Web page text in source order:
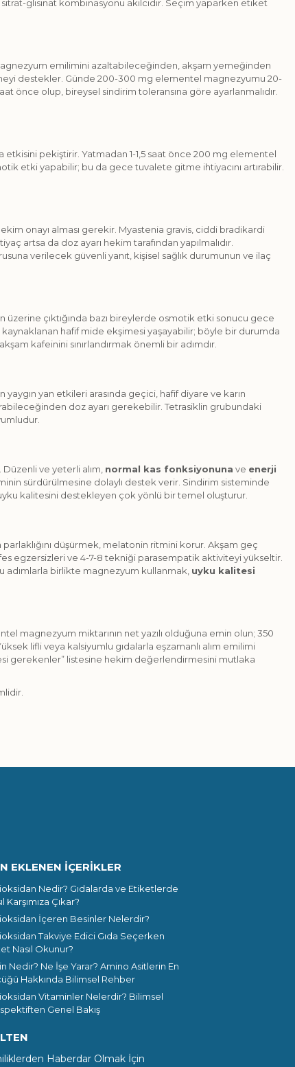
glisinat kombinasyonu akılcıdır. Seçim yaparken etiket
emilimini azaltabileceğinden, akşam yemeğinden
destekler. Günde 200-300 mg elementel magnezyumu 20-
önce olup, bireysel sindirim toleransına göre ayarlanmalıdır.
pekiştirir. Yatmadan 1-1,5 saat önce 200 mg elementel
etki yapabilir; bu da gece tuvalete gitme ihtiyacını artırabilir.
onayı alması gerekir. Myastenia gravis, ciddi bradikardi
artsa da doz ayarı hekim tarafından yapılmalıdır.
verilecek güvenli yanıt, kişisel sağlık durumunun ve ilaç
çıktığında bazı bireylerde osmotik etki sonucu gece
hafif mide ekşimesi yaşayabilir; böyle bir durumda
kafeinini sınırlandırmak önemli bir adımdır.
yan etkileri arasında geçici, hafif diyare ve karın
doz ayarı gerekebilir. Tetrasiklin grubundaki
ve yeterli alım, normal kas fonksiyonuna ve enerji
sürdürülmesine dolaylı destek verir. Sindirim sisteminde
kalitesini destekleyen çok yönlü bir temel oluşturur.
parlaklığını düşürmek, melatonin ritmini korur. Akşam geç
egzersizleri ve 4-7-8 tekniği parasempatik aktiviteyi yükseltir.
adımlarla birlikte magnezyum kullanmak, uyku kalitesi
magnezyum miktarının net yazılı olduğuna emin olun; 350
lifli veya kalsiyumlu gıdalarla eşzamanlı alım emilimi
gerekenler” listesine hekim değerlendirmesini mutlaka
EKLENEN İÇERİKLER
Nedir? Gıdalarda ve Etiketlerde
Karşımıza Çıkar?
İçeren Besinler Nelerdir?
Takviye Edici Gıda Seçerken
Nasıl Okunur?
Nedir? Ne İşe Yarar? Amino Asitlerin En
Hakkında Bilimsel Rehber
Vitaminler Nelerdir? Bilimsel
Genel Bakış
Haberdar Olmak İçin